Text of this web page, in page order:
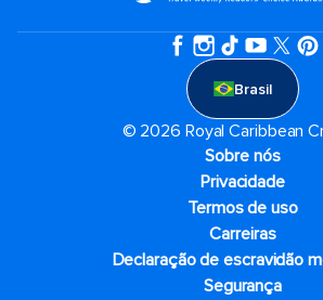
Brasil
© 2026 Royal Caribbean
Sobre nós
Privacidade
Termos de uso
Carreiras
Declaração de escravidão
Segurança